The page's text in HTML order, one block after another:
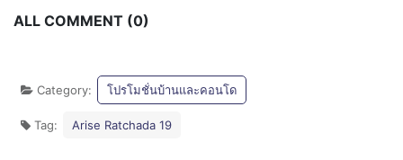
ALL COMMENT (0)
Category: โปรโมชั่นบ้านและคอนโด
Tag: Arise Ratchada 19